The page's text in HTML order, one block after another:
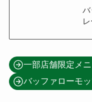
一部店舗限定メ
バッファローモ